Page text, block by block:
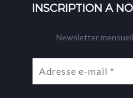
INSCRIPTION À
Newsletter